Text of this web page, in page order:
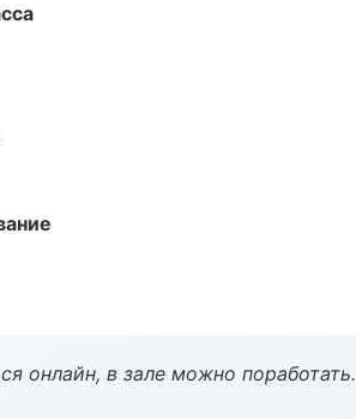
онлайн, в зале можно поработать.